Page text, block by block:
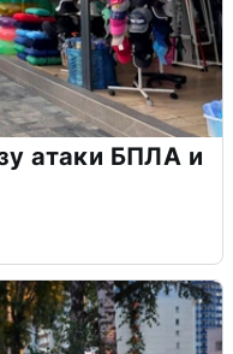
атаки БПЛА и